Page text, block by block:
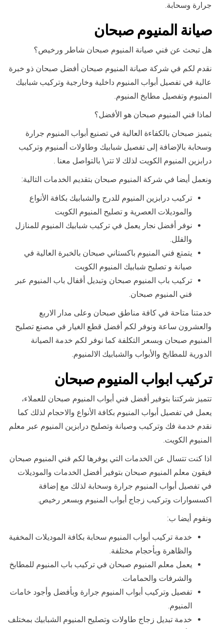
جرارة وسحابة.
صيانة المنيوم صبحان
هل تبحث عن فني صيانة المنيوم صبحان شاطر ورخيص؟
نقدم لكم في شركة صيانة المنيوم صبحان أفضل صبحان ذو خبرة
عالية في تفصيل أبواب المنيوم داخلية وخارجية وتركيب شبابيك
المنيوم وتفصيل مطابخ المنيوم.
لماذا فني المنيوم صبحان هو الأفضل؟
يتميز صبحان بالكفاءة العالية في تصنيع أبواب المنيوم جرارة
وسحابة بالإضافة إلى تفصيل شبابيك وطاولات ألمنيوم وتركيب
درابزين المنيوم الكويت لذلك لا تتر\ بالتواصل معنا .
ونعمل أيضا في شركة المنيوم صبحان بتقديم الخدمات التالية:
تركيب درابزين المنيوم للدرج والشبابيك بكافة الأنواع
والموديلات العصرية و تصليح المنيوم الكويت
نوفر أفضل نجار يعمل في تركيب شبابيك المنيوم للمنازل
والفلل.
يتمتع فني المنيوم باكستاني صبحان بالخبرة العالية في
صيانة و تصليح شبابيك المنيوم الكويت
تركيب باب المنيوم صبحان وتبديل أقفال باب المنيوم عبر
فني المنيوم صبحان.
خدمتنا متاحة في كافة مناطق صبحان وعلى مدار الاربع
والعشرون ساعة ونوفر لكم أفضل قطع الغيار في مصنع تصليح
المنيوم صبحان وبسعر التكلفة كما نوفر لكم خدمة الصيانة
الدورية للمطابخ والأبواب والشبابيك الالمنيوم.
تركيب ابواب المنيوم صبحان
تتميز شركتنا بتوفير أفضل فني أبواب المنيوم صبحان للعملاء،
يعمل في تفصيل أبواب المنيوم بكافة الأنواع والاحجام لذلك كما
نقدم خدمة فك وتركيب وصيانة وتصليح درابزين المنيوم عبر معلم
المنيوم الكويت.
اذا كنت تتسال عن الخدمات التي يوفرها لكم فني المنيوم صبحان
فيقون معلم المنيوم صبحان بتوفير أفضل الخدمات والموديلات
في تفصيل أبواب المنيوم جرارة وسحابة لذلك مع إضافة
اكسسوارات وتركيب زجاج أبواب المنيوم وبسعر رخيص.
ونقوم أيضا ب:
خدمة تركيب أبواب المنيوم سحابة بكافة الموديلات المخفية
والظاهرة وبأحجام مختلفة.
يعمل معلم المنيوم صبحان في تركيب باب المنيوم للمطابخ
والشرفات والحمامات.
تفصيل وتركيب أبواب المنيوم جرارة وبأفضل وأجود خامات
المنيوم.
خدمة تبديل زجاج طاولات وتصليح المنيوم الشبابيك بمختلف